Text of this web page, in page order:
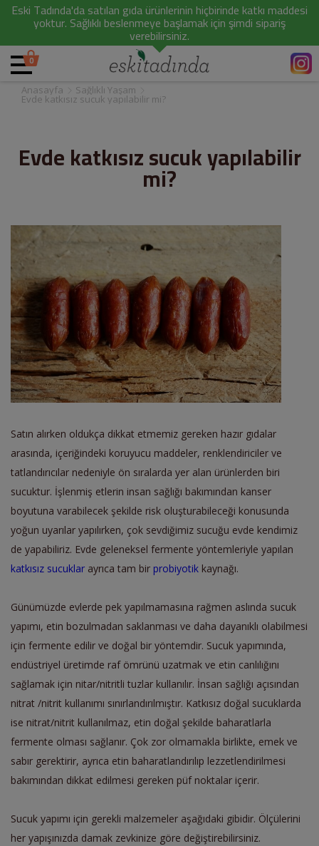
Eski Tadında'da satılan gıda ürünlerinin hiçbirinde katkı maddesi
yoktur. Sağlıklı beslenmeye başlamak için şimdi sipariş
verebilirsiniz.
0
Anasayfa Sağlıklı Yaşam
Evde katkısız sucuk yapılabilir mi?
Evde katkısız sucuk yapılabilir
mi?
Satın alırken oldukça dikkat etmemiz gereken hazır gıdalar
arasında, içeriğindeki koruyucu maddeler, renklendiriciler ve
tatlandırıcılar nedeniyle ön sıralarda yer alan ürünlerden biri
sucuktur. İşlenmiş etlerin insan sağlığı bakımından kanser
boyutuna varabilecek şekilde risk oluşturabileceği konusunda
yoğun uyarılar yapılırken, çok sevdiğimiz sucuğu evde kendimiz
de yapabiliriz. Evde geleneksel fermente yöntemleriyle yapılan
katkısız sucuklar ayrıca tam bir probiyotik kaynağı.
Günümüzde evlerde pek yapılmamasına rağmen aslında sucuk
yapımı, etin bozulmadan saklanması ve daha dayanıklı olabilmesi
için fermente edilir ve doğal bir yöntemdir. Sucuk yapımında,
endüstriyel üretimde raf ömrünü uzatmak ve etin canlılığını
sağlamak için nitar/nitritli tuzlar kullanılır. İnsan sağlığı açısından
nitrat /nitrit kullanımı sınırlandırılmıştır. Katkısız doğal sucuklarda
ise nitrat/nitrit kullanılmaz, etin doğal şekilde baharatlarla
fermente olması sağlanır. Çok zor olmamakla birlikte, emek ve
sabır gerektirir, ayrıca etin baharatlandırılıp lezzetlendirilmesi
bakımından dikkat edilmesi gereken püf noktalar içerir.
Sucuk yapımı için gerekli malzemeler aşağıdaki gibidir. Ölçülerini
her yapışınızda damak zevkinize göre değiştirebilirsiniz.